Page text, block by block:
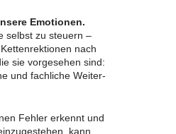
Emotionen.
selbst zu steuern –
nach
sie vorgesehen sind:
und fachliche Weiter-
Fehler erkennt und
kann